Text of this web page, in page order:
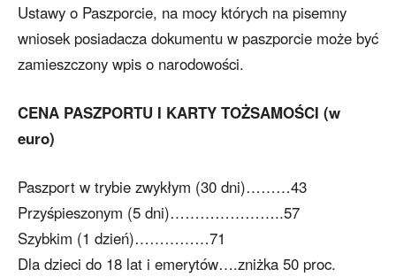
Ustawy o Paszporcie, na mocy których na pisemny
wniosek posiadacza dokumentu w paszporcie może być
zamieszczony wpis o narodowości.
CENA PASZPORTU I KARTY TOŻSAMOŚCI (w
euro)
Paszport w trybie zwykłym (30 dni)………43
Przyśpieszonym (5 dni)…………………..57
Szybkim (1 dzień)……………71
Dla dzieci do 18 lat i emerytów….zniżka 50 proc.